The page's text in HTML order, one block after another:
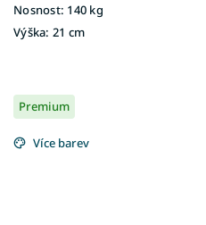
Nosnost: 140 kg
Výška: 21 cm
Premium
Více barev